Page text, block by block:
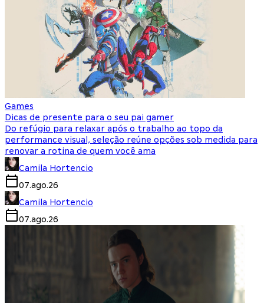
Games
Dicas de presente para o seu pai gamer
Do refúgio para relaxar após o trabalho ao topo da
performance visual, seleção reúne opções sob medida para
renovar a rotina de quem você ama
Camila Hortencio
07.ago.26
Camila Hortencio
07.ago.26